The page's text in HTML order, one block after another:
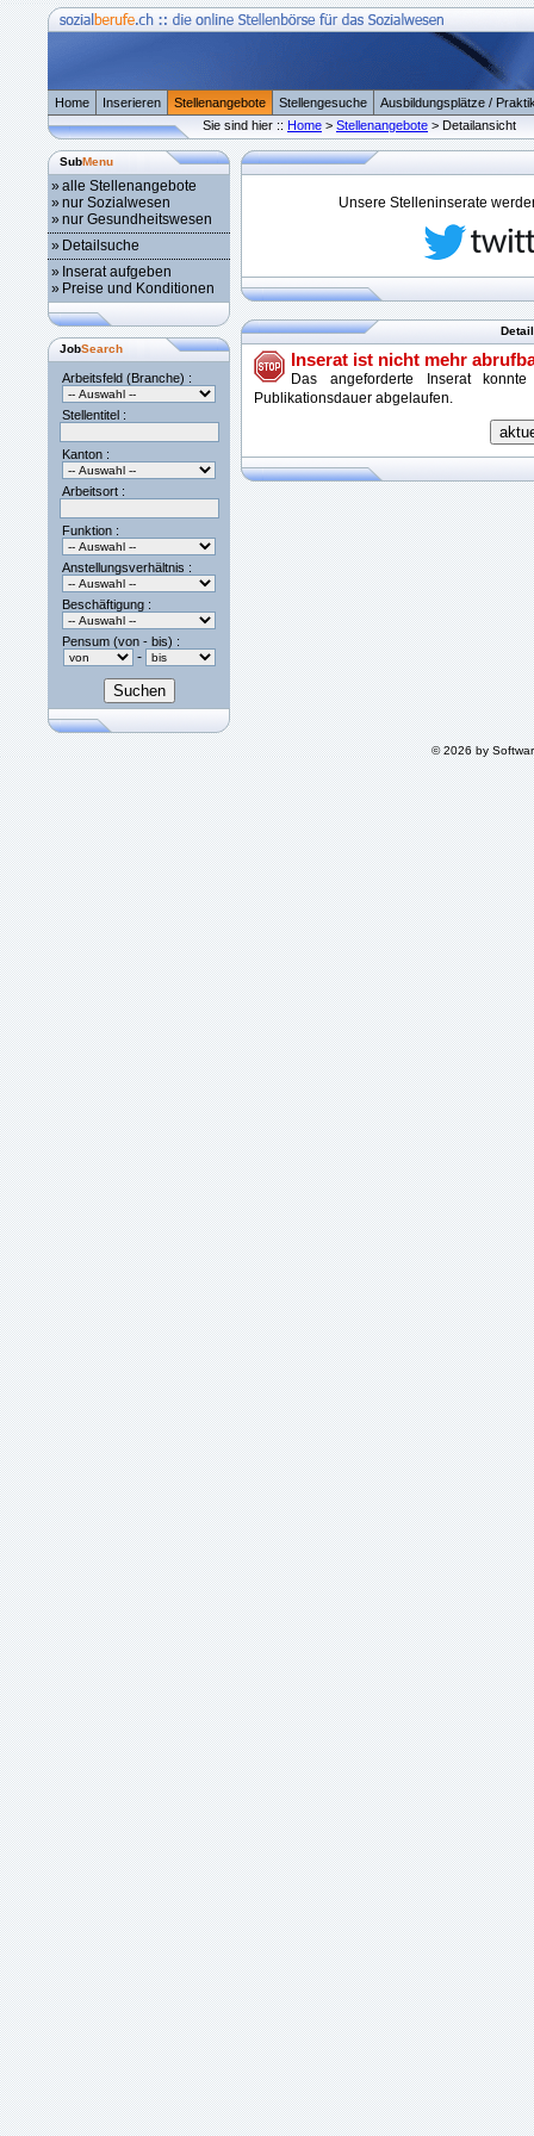
Home Inserieren Stellenangebote Stellengesuche
Ausbildungsplätze /
Sie sind hier :: Home > Stellenangebote > Detailansicht
SubMenu
»alle Stellenangebote
»nur Sozialwesen
»nur Gesundheitswesen
» Detailsuche
» Inserat aufgeben
» Preise und Konditionen
JobSearch
Arbeitsfeld (Branche) :
Stellentitel :
Kanton :
Arbeitsort :
Funktion :
Anstellungsverhältnis :
Beschäftigung :
Pensum (von - bis) :
-
Unsere Stelleninserate
Inserat ist nicht mehr
Das angeforderte Inserat
Publikationsdauer abgelaufen.
© 2026 by